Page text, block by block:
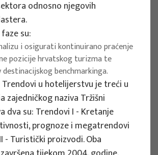
Tourism -
of local communities
experience
travel to
economy
period : 2025. - 2028.
More
odnosno njegovih
su:
i osigurati kontinuirano praćenje
pozicije hrvatskog turizma te
benchmarkinga.
Trendovi u hotelijerstvu je treći u
zajedničkog naziva Tržišni
dva su: Trendovi I - Kretanje
prognoze i megatrendovi
- Turistički proizvodi. Oba